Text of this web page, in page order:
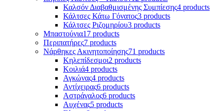
Καλσόν Διαβαθμισμένης Συμπίεσης4 products
Κάλτσες Κάτω Γόνατος3 products
Κάλτσες Ριζομηρίου3 products
Μπαστούνια17 products
Περιπατήρες7 products
Νάρθηκες Ακινητοποίησης71 products
Κηλεπίδεσμοι2 products
Κοιλιά4 products
Αγκώνας4 products
Αντίχειρας6 products
Αστράγαλος6 products
Αυχένας5 products